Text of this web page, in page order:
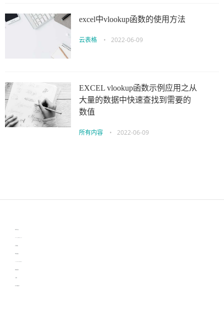
excel中vlookup函数的使用方法
云表格 • 2022-06-09
EXCEL vlookup函数示例应用之从
大量的数据中快速查找到需要的
数值
所有内容 • 2022-06-09